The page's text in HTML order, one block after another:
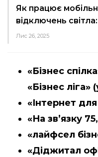
Як працює
відключень
Лис 26, 2025
«Бізнес
«Бізнес ліга»
«Інтернет
«На зв’язку
«лайфсел
«Діджитал